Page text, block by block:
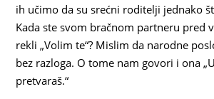
ih učimo da su srećni roditelji jednako
Kada ste svom bračnom partneru pred
rekli „Volim te“? Mislim da narodne
bez razloga. O tome nam govori i ona
pretvaraš.“